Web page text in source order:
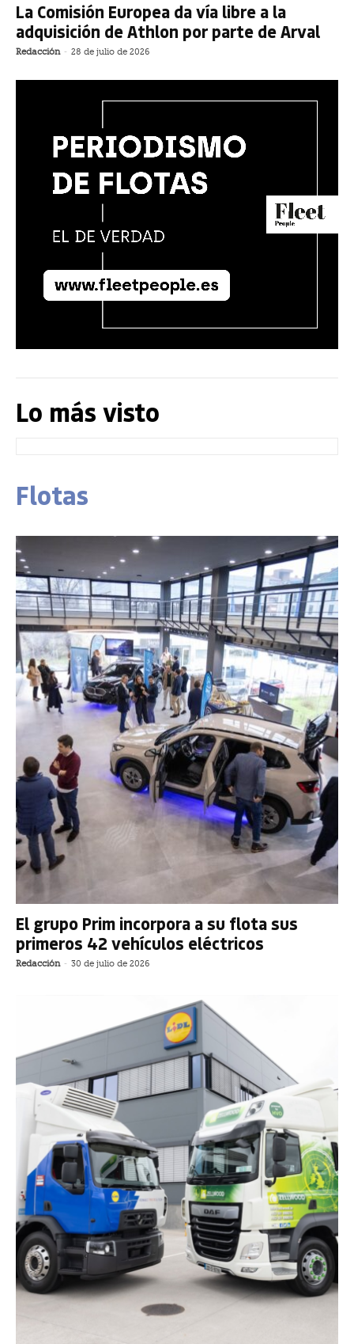
La Comisión Europea da vía libre a la
adquisición de Athlon por parte de Arval
Redacción - 28 de julio de 2026
Lo más visto
Flotas
El grupo Prim incorpora a su flota sus
primeros 42 vehículos eléctricos
Redacción - 30 de julio de 2026